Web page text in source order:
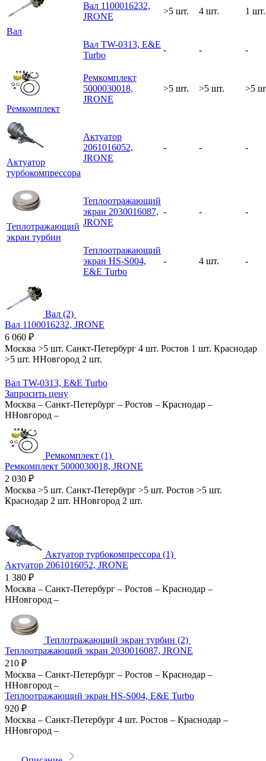
Вал
Вал 1100016232,
JRONE
>5 шт. 4 шт. 1 шт.
Вал TW-0313, E&E
Turbo
- - -
Ремкомплект
Ремкомплект
5000030018,
JRONE
>5 шт. >5 шт. >5
Актуатор
турбокомпрессора
Актуатор
2061016052,
JRONE
- - -
Теплотражающий
экран турбин
Теплоотражающий
экран 2030016087,
JRONE
- - -
Теплоотражающий
экран HS-S004,
E&E Turbo
- 4 шт. -
Вал (2)
Вал 1100016232, JRONE
6 060 ₽
Москва >5 шт. Санкт-Петербург 4 шт. Ростов 1 шт. Краснодар
>5 шт. ННовгород 2 шт.
Вал TW-0313, E&E Turbo
Запросить цену
Москва – Санкт-Петербург – Ростов – Краснодар –
ННовгород –
Ремкомплект (1)
Ремкомплект 5000030018, JRONE
2 030 ₽
Москва >5 шт. Санкт-Петербург >5 шт. Ростов >5 шт.
Краснодар 2 шт. ННовгород 2 шт.
Актуатор турбокомпрессора (1)
Актуатор 2061016052, JRONE
1 380 ₽
Москва – Санкт-Петербург – Ростов – Краснодар –
ННовгород –
Теплотражающий экран турбин (2)
Теплоотражающий экран 2030016087, JRONE
210 ₽
Москва – Санкт-Петербург – Ростов – Краснодар –
ННовгород –
Теплоотражающий экран HS-S004, E&E Turbo
920 ₽
Москва – Санкт-Петербург 4 шт. Ростов – Краснодар –
ННовгород –